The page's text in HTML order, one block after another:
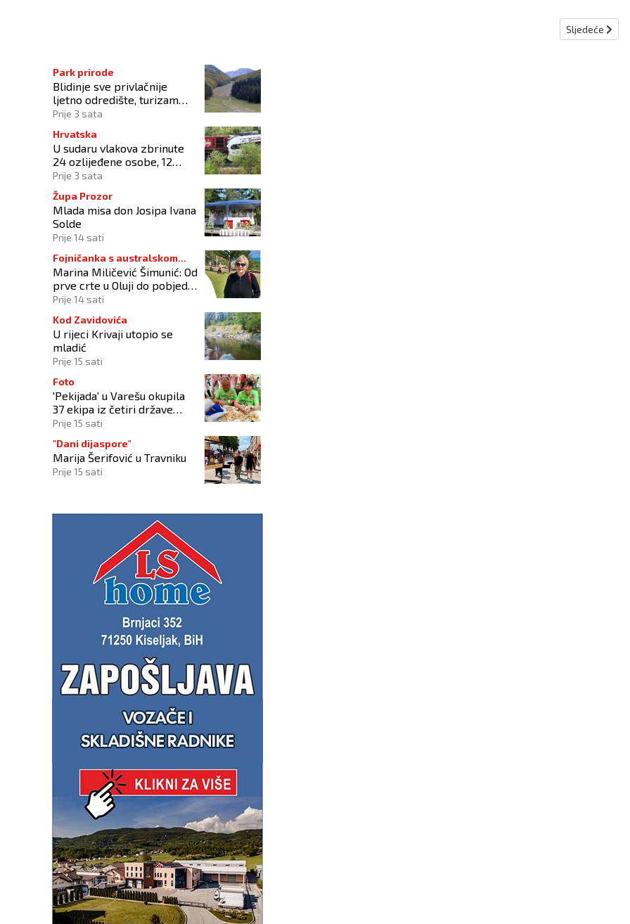
Sljedeći
Sljedeće
Park prirode
Blidinje sve privlačnije
ljetno odredište, turizam
raste uz izazove očuvanja
Prije 3 sata
Hrvatska
U sudaru vlakova zbrinute
24 ozlijeđene osobe, 12
zadržano na liječenju
Prije 3 sata
Župa Prozor
Mlada misa don Josipa Ivana
Solde
Prije 14 sati
Fojničanka s australskom
adresom
Marina Miličević Šimunić: Od
prve crte u Oluji do pobjede
nad vlastitim „olujama“
Prije 14 sati
Kod Zavidovića
U rijeci Krivaji utopio se
mladić
Prije 15 sati
Foto
'Pekijada' u Varešu okupila
37 ekipa iz četiri države
regije
Prije 15 sati
"Dani dijaspore"
Marija Šerifović u Travniku
Prije 15 sati